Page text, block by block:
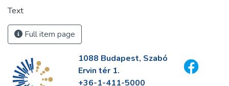
Text
Full item page
1088 Budapest, Szabó
Ervin tér 1.
+36-1-411-5000